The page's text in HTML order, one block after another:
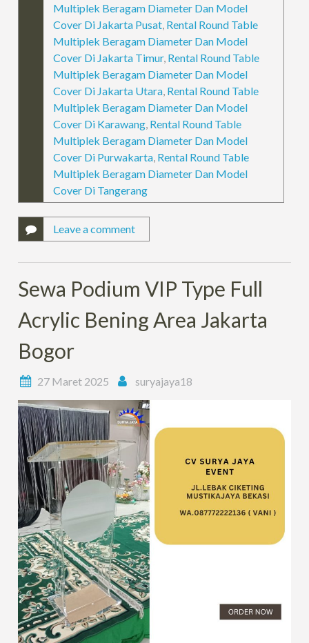
Multiplek Beragam Diameter Dan Model
Cover Di Jakarta Pusat, Rental Round Table
Multiplek Beragam Diameter Dan Model
Cover Di Jakarta Timur, Rental Round Table
Multiplek Beragam Diameter Dan Model
Cover Di Jakarta Utara, Rental Round Table
Multiplek Beragam Diameter Dan Model
Cover Di Karawang, Rental Round Table
Multiplek Beragam Diameter Dan Model
Cover Di Purwakarta, Rental Round Table
Multiplek Beragam Diameter Dan Model
Cover Di Tangerang
Leave a comment
Sewa Podium VIP Type Full
Acrylic Bening Area Jakarta
Bogor
27 Maret 2025 suryajaya18